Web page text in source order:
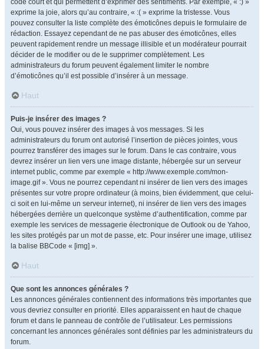
code court et qui permettent d’exprimer des sentiments. Par exemple, « :) »
exprime la joie, alors qu’au contraire, « :( » exprime la tristesse. Vous
pouvez consulter la liste complète des émoticônes depuis le formulaire de
rédaction. Essayez cependant de ne pas abuser des émoticônes, elles
peuvent rapidement rendre un message illisible et un modérateur pourrait
décider de le modifier ou de le supprimer complètement. Les
administrateurs du forum peuvent également limiter le nombre
d’émoticônes qu’il est possible d’insérer à un message.
Haut
Puis-je insérer des images ?
Oui, vous pouvez insérer des images à vos messages. Si les
administrateurs du forum ont autorisé l’insertion de pièces jointes, vous
pourrez transférer des images sur le forum. Dans le cas contraire, vous
devrez insérer un lien vers une image distante, hébergée sur un serveur
internet public, comme par exemple « http://www.exemple.com/mon-
image.gif ». Vous ne pourrez cependant ni insérer de lien vers des images
présentes sur votre propre ordinateur (à moins, bien évidemment, que celui-
ci soit en lui-même un serveur internet), ni insérer de lien vers des images
hébergées derrière un quelconque système d’authentification, comme par
exemple les services de messagerie électronique de Outlook ou de Yahoo,
les sites protégés par un mot de passe, etc. Pour insérer une image, utilisez
la balise BBCode « [img] ».
Haut
Que sont les annonces générales ?
Les annonces générales contiennent des informations très importantes que
vous devriez consulter en priorité. Elles apparaissent en haut de chaque
forum et dans le panneau de contrôle de l’utilisateur. Les permissions
concernant les annonces générales sont définies par les administrateurs du
forum.